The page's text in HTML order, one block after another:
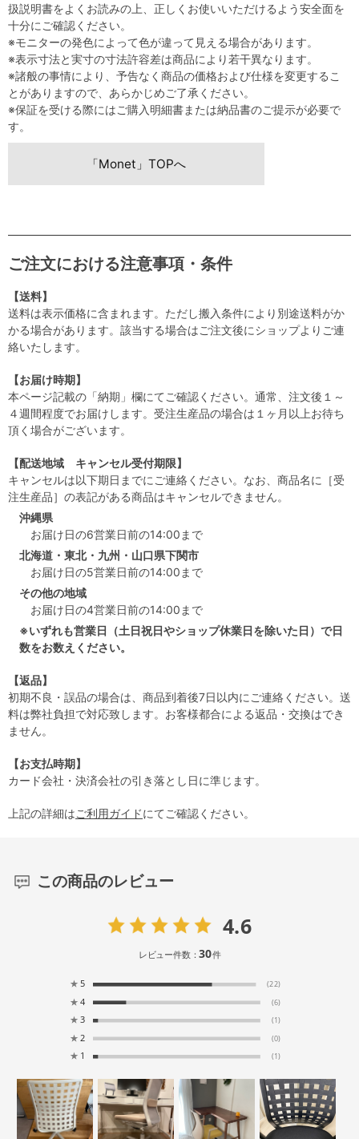
扱説明書をよくお読みの上、正しくお使いいただけるよう安全面を
十分にご確認ください。
※モニターの発色によって色が違って見える場合があります。
※表示寸法と実寸の寸法許容差は商品により若干異なります。
※諸般の事情により、予告なく商品の価格および仕様を変更するこ
とがありますので、あらかじめご了承ください。
※保証を受ける際にはご購入明細書または納品書のご提示が必要で
す。
「Monet」TOPへ
ご注文における注意事項・条件
【送料】
送料は表示価格に含まれます。ただし搬入条件により別途送料がか
かる場合があります。該当する場合はご注文後にショップよりご連
絡いたします。
【お届け時期】
本ページ記載の「納期」欄にてご確認ください。通常、注文後１～
４週間程度でお届けします。受注生産品の場合は１ヶ月以上お待ち
頂く場合がございます。
【配送地域 キャンセル受付期限】
キャンセルは以下期日までにご連絡ください。なお、商品名に［受
注生産品］の表記がある商品はキャンセルできません。
沖縄県
お届け日の6営業日前の14:00まで
北海道・東北・九州・山口県下関市
お届け日の5営業日前の14:00まで
その他の地域
お届け日の4営業日前の14:00まで
※いずれも営業日（土日祝日やショップ休業日を除いた日）で日
数をお数えください。
【返品】
初期不良・誤品の場合は、商品到着後7日以内にご連絡ください。送
料は弊社負担で対応致します。お客様都合による返品・交換はでき
ません。
【お支払時期】
カード会社・決済会社の引き落とし日に準じます。
上記の詳細はご利用ガイドにてご確認ください。
この商品のレビュー
4.6
レビュー件数：30件
★ 5 (22)
★ 4 (6)
★ 3 (1)
★ 2 (0)
★ 1 (1)